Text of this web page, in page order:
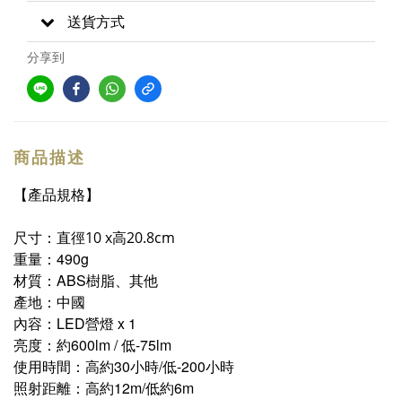
送貨方式
分享到
商品描述
【產品規格】
尺寸：直徑10 x高20.8cm
重量：490g
材質：ABS樹脂、其他
產地：中國
內容：LED營燈 x 1
亮度：約600lm / 低-75lm
使用時間：高約30小時/低-200小時
照射距離：高約12m/低約6m